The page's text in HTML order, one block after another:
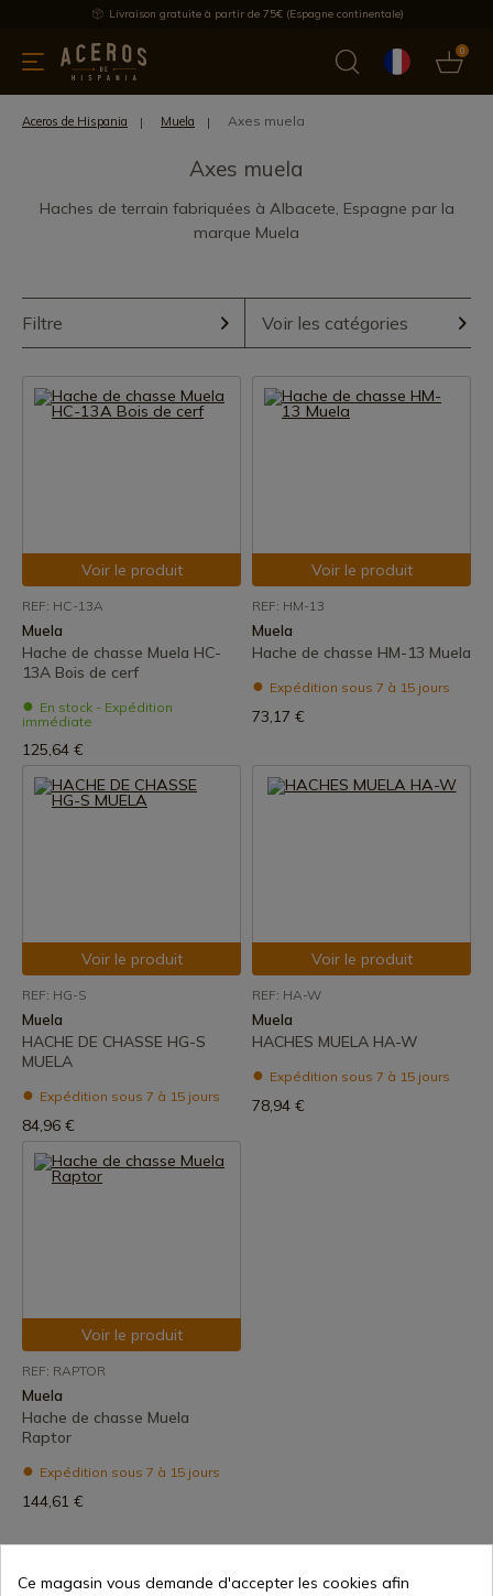
Livraison gratuite à partir de 75€ (Espagne continentale)
0
de cuisine Offre Dernières nouvelles Meilleures ventes
Aceros de Hispania Muela Axes muela
Axes muela
Haches de terrain fabriquées à Albacete, Espagne par la
marque Muela
Filtre Voir les catégories
Voir le produit
REF: HC-13A
Muela
Hache de chasse Muela HC-
13A Bois de cerf
En stock - Expédition
immédiate
125,64 €
Voir le produit
REF: HM-13
Muela
Hache de chasse HM-13 Muela
Expédition sous 7 à 15 jours
73,17 €
Voir le produit
REF: HG-S
Muela
HACHE DE CHASSE HG-S
MUELA
Expédition sous 7 à 15 jours
84,96 €
Voir le produit
REF: HA-W
Muela
HACHES MUELA HA-W
Expédition sous 7 à 15 jours
78,94 €
Voir le produit
REF: RAPTOR
Muela
Hache de chasse Muela
Raptor
Expédition sous 7 à 15 jours
144,61 €
Ce magasin vous demande d'accepter les cookies afin